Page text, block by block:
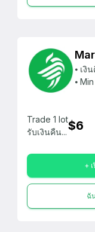
⦁ เงิ
⦁
Trade 1 lot
รับเงินคืน...$6
+
ฉั